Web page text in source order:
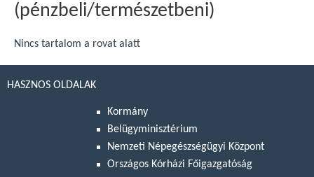
(pénzbeli/természetbeni)
Nincs tartalom a rovat alatt
HASZNOS OLDALAK
Kormány
Belügyminisztérium
Nemzeti Népegészségügyi Központ
Országos Kórházi Főigazgatóság